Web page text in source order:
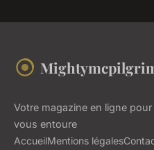
Votre magazine en ligne
vous entoure
AccueilMentions légales